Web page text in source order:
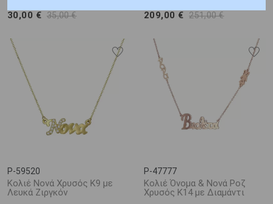
30,00 € 35,00 €
209,00 € 251,00 €
P-59520
Κολιέ Νονά Χρυσός Κ9 με
Λευκά Ζιργκόν
P-47777
Κολιέ Όνομα & Νονά Ροζ
Χρυσός Κ14 με Διαμάντι